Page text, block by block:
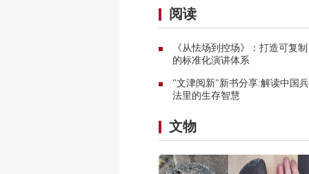
阅读
《从怯场到控场》：打造可复制
的标准化演讲体系
"文津阅新"新书分享:解读中国兵
法里的生存智慧
文物